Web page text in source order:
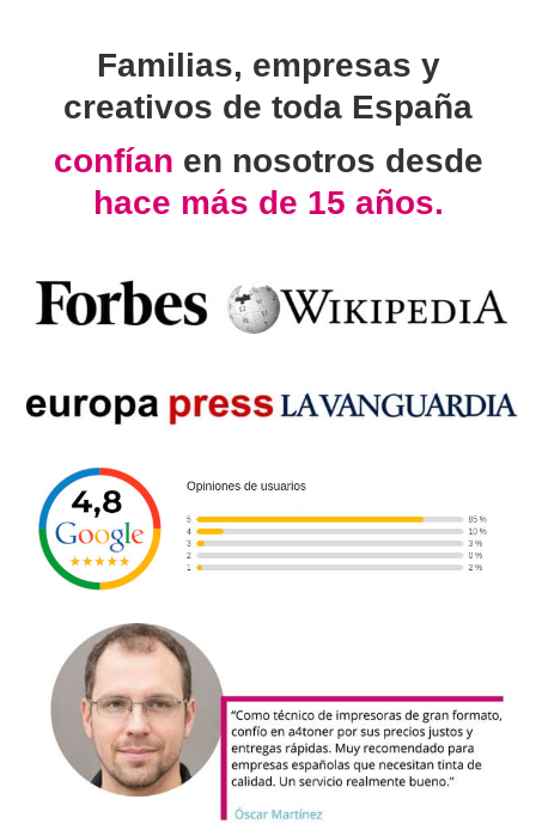
Familias, empresas y
creativos de toda España
confían en nosotros desde
hace más de 15 años.